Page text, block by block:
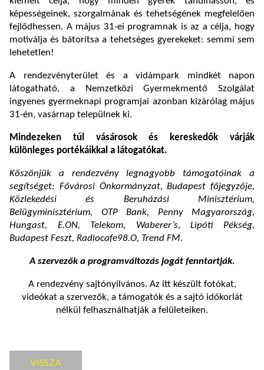
képességeinek, szorgalmának és tehetségének megfelelően
fejlődhessen. A május 31-ei programnak is az a célja, hogy
motiválja és bátorítsa a tehetséges gyerekeket: semmi sem
lehetetlen!
A rendezvényterület és a vidámpark mindkét napon
látogatható, a Nemzetközi Gyermekmentő Szolgálat
ingyenes gyermeknapi programjai azonban kizárólag május
31-én, vasárnap települnek ki.
Mindezeken túl vásárosok és kereskedők várják
különleges portékáikkal a látogatókat.
Köszönjük a rendezvény legnagyobb támogatóinak a
segítséget: Fővárosi Önkormányzat, Budapest főjegyzője,
Közlekedési és Beruházási Minisztérium,
Belügyminisztérium, OTP Bank, Penny Magyarország,
Hungast, E.ON, Telekom, Waberer’s, Lipóti Pékség,
Budapest Feszt, Radiocafe98.O, Trend FM.
A szervezők a programváltozás jogát fenntartják.
A rendezvény sajtónyilvános. Az itt készült fotókat,
videókat a szervezők, a támogatók és a sajtó időkorlát
nélkül felhasználhatják a felületeiken.
VISSZA